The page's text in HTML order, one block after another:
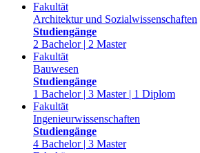
Fakultät
Architektur und Sozialwissenschaften
Studiengänge
2 Bachelor | 2 Master
Fakultät
Bauwesen
Studiengänge
1 Bachelor | 3 Master | 1 Diplom
Fakultät
Ingenieurwissenschaften
Studiengänge
4 Bachelor | 3 Master